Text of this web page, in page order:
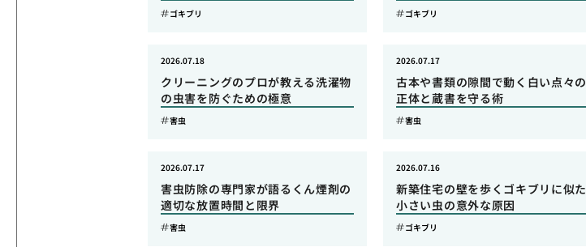
ゴキブリ ゴキブリ
クリーニングのプロが教える洗濯物
の虫害を防ぐための極意
2026.07.18
害虫
古本や書類の隙間で動く白い点々の
正体と蔵書を守る術
2026.07.17
害虫
害虫防除の専門家が語るくん煙剤の
適切な放置時間と限界
2026.07.17
害虫
新築住宅の壁を歩くゴキブリに似た
小さい虫の意外な原因
2026.07.16
ゴキブリ